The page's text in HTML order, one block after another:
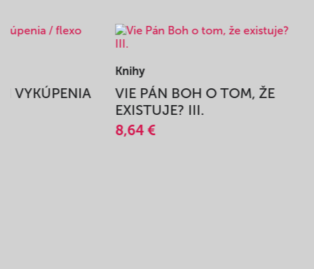
VYKÚPENIA
Knihy
VIE PÁN BOH O TOM, ŽE
EXISTUJE? III.
8,64 €